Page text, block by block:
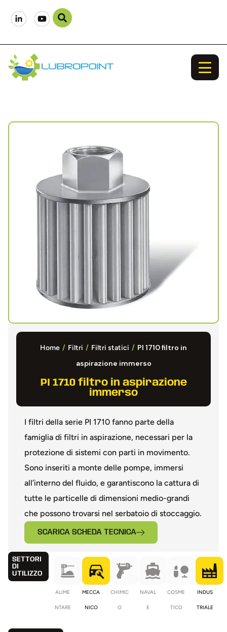
Home / Filtri / Filtri statici / PI 1710 filtro in
aspirazione immerso
PI 1710 filtro in aspirazione
immerso
I filtri della serie PI 1710 fanno parte della
famiglia di filtri in aspirazione, necessari per la
protezione di sistemi con parti in movimento.
Sono inseriti a monte delle pompe, immersi
all’interno del fluido, e garantiscono la cattura di
tutte le particelle di dimensioni medio-grandi
che possono trovarsi nel serbatoio di stoccaggio.
SCARICA SCHEDA TECNICA
SETTORI
DI
UTILIZZO
ALIME
NTARE
MECCA
NICO
CHIMIC
O
NAVAL
E
COSME
TICO
INDUS
TRIALE